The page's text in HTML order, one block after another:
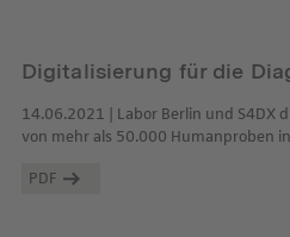
Digitalisierung für die
14.06.2021 | Labor Berlin und S4DX
von mehr als 50.000 Humanproben
PDF